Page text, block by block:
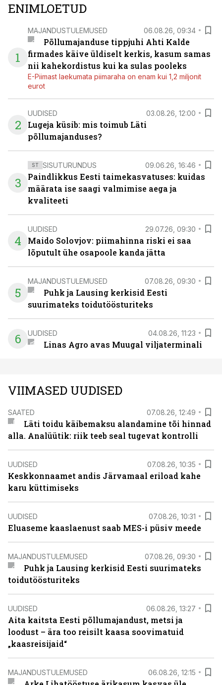
ENIMLOETUD
1
MAJANDUSTULEMUSED 06.08.26, 09:34
Põllumajanduse tippjuhi Ahti Kalde
firmades käive üldiselt kerkis, kasum samas
nii kahekordistus kui ka sulas pooleks
E-Piimast laekumata piimaraha on enam kui 1,2 miljonit
eurot
2
UUDISED 03.08.26, 12:00
Lugeja küsib: mis toimub Läti
põllumajanduses?
3
ST SISUTURUNDUS 09.06.26, 16:46
Paindlikkus Eesti taimekasvatuses: kuidas
määrata ise saagi valmimise aega ja
kvaliteeti
4
UUDISED 29.07.26, 09:30
Maido Solovjov: piimahinna riski ei saa
lõputult ühe osapoole kanda jätta
5
MAJANDUSTULEMUSED 07.08.26, 09:30
Puhk ja Lausing kerkisid Eesti
suurimateks toidutöösturiteks
6 UUDISED 04.08.26, 11:23
Linas Agro avas Muugal viljaterminali
VIIMASED UUDISED
SAATED 07.08.26, 12:49
Läti toidu käibemaksu alandamine tõi hinnad
alla. Analüütik: riik teeb seal tugevat kontrolli
UUDISED 07.08.26, 10:35
Keskkonnaamet andis Järvamaal eriload kahe
karu küttimiseks
UUDISED 07.08.26, 10:31
Eluaseme kaaslaenust saab MES-i püsiv meede
MAJANDUSTULEMUSED 07.08.26, 09:30
Puhk ja Lausing kerkisid Eesti suurimateks
toidutöösturiteks
UUDISED 06.08.26, 13:27
Aita kaitsta Eesti põllumajandust, metsi ja
loodust – ära too reisilt kaasa soovimatuid
„kaasreisijaid“
MAJANDUSTULEMUSED 06.08.26, 12:15